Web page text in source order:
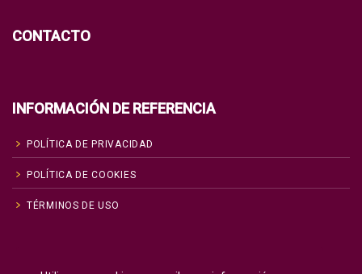
CONTACTO
INFORMACIÓN DE REFERENCIA
POLÍTICA DE PRIVACIDAD
POLÍTICA DE COOKIES
TÉRMINOS DE USO